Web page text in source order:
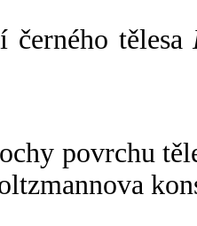
černého tělesa
povrchu